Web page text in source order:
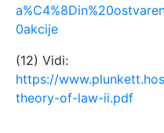
0akcije
(12) Vidi:
https://
theory-of-law-ii.pdf